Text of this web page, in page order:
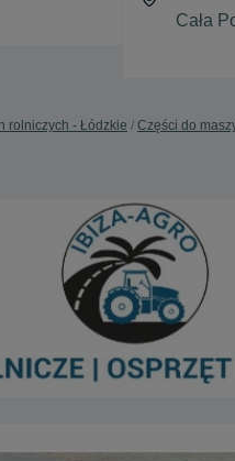
rolniczych - Łódzkie Części do